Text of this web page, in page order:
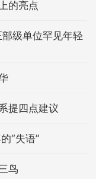
的亮点
级单位罕见年轻
提四点建议
“失语”
鸟